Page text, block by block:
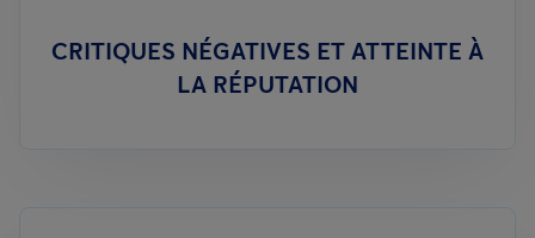
CRITIQUES NÉGATIVES ET ATTEINTE À
LA RÉPUTATION